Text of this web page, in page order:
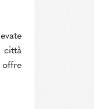
città